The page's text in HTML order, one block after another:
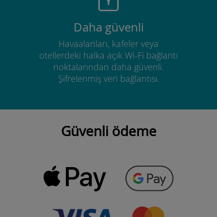
Daha güvenli
Havaalanları, kafeler veya
otellerdeki halka açık Wi-Fi bağlantı
noktalarından daha güvenli.
Şifrelenmiş veri bağlantısı.
Güvenli ödeme